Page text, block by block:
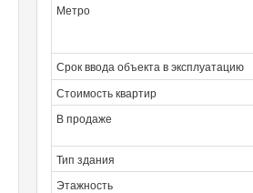
Метро
Срок ввода объекта в эксплуатацию
Стоимость квартир
В продаже
Тип здания
Этажность